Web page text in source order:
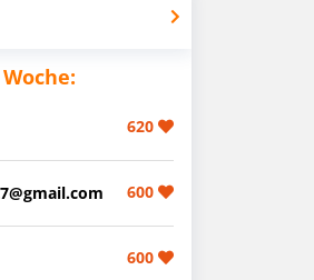
620
600
600